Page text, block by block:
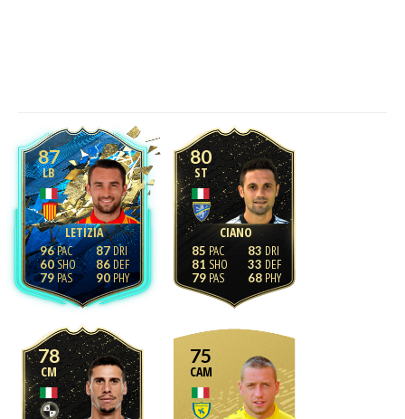
87
LB
LETIZIA
96
60
79
87
86
90
80
ST
CIANO
85
81
79
83
33
68
78
CM
75
CAM